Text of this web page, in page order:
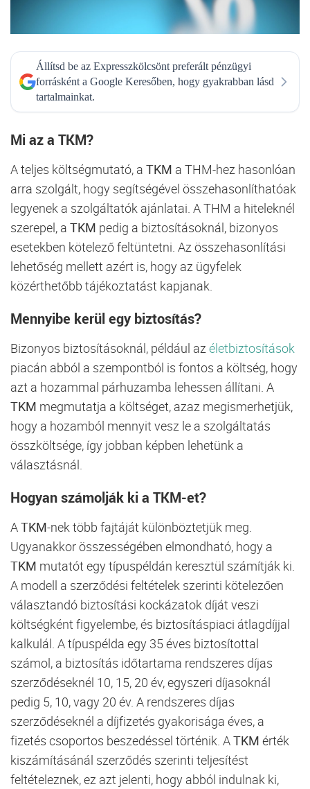
Állítsd be az Expresszkölcsönt preferált pénzügyi
forrásként a Google Keresőben, hogy gyakrabban lásd
tartalmainkat.
Mi az a TKM?
A teljes költségmutató, a TKM a THM-hez hasonlóan
arra szolgált, hogy segítségével összehasonlíthatóak
legyenek a szolgáltatók ajánlatai. A THM a hiteleknél
szerepel, a TKM pedig a biztosításoknál, bizonyos
esetekben kötelező feltüntetni. Az összehasonlítási
lehetőség mellett azért is, hogy az ügyfelek
közérthetőbb tájékoztatást kapjanak.
Mennyibe kerül egy biztosítás?
Bizonyos biztosításoknál, például azéletbiztosítások
piacán abból a szempontból is fontos a költség, hogy
azt a hozammal párhuzamba lehessen állítani. A
TKM megmutatja a költséget, azaz megismerhetjük,
hogy a hozamból mennyit vesz le a szolgáltatás
összköltsége, így jobban képben lehetünk a
választásnál.
Hogyan számolják ki a TKM-et?
ATKM-nek több fajtáját különböztetjük meg.
Ugyanakkor összességében elmondható, hogy a
TKM mutatót egy típuspéldán keresztül számítják ki.
A modell a szerződési feltételek szerinti kötelezően
választandó biztosítási kockázatok díját veszi
költségként figyelembe, és biztosításpiaci átlagdíjjal
kalkulál. A típuspélda egy 35 éves biztosítottal
számol, a biztosítás időtartama rendszeres díjas
szerződéseknél 10, 15, 20 év, egyszeri díjasoknál
pedig 5, 10, vagy 20 év. A rendszeres díjas
szerződéseknél a díjfizetés gyakorisága éves, a
fizetés csoportos beszedéssel történik. ATKM érték
kiszámításánál szerződés szerinti teljesítést
feltételeznek, ez azt jelenti, hogy abból indulnak ki,